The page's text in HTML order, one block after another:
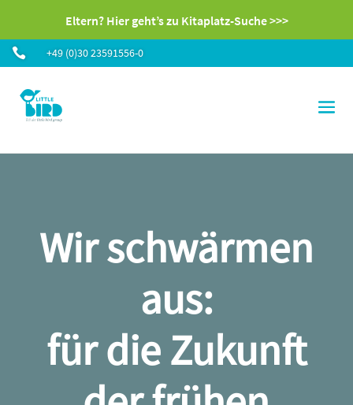
Eltern? Hier geht’s zu Kitaplatz-Suche >>>
 +49 (0)30 23591556-0
Wir schwärmen
aus:
für die Zukunft